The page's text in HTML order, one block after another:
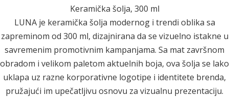
Keramička šolja, 300 ml
LUNA je keramička šolja modernog i trendi oblika sa
zapreminom od 300 ml, dizajnirana da se vizuelno istakne u
savremenim promotivnim kampanjama. Sa mat završnom
obradom i velikom paletom aktuelnih boja, ova šolja se lako
uklapa uz razne korporativne logotipe i identitete brenda,
pružajući im upečatljivu osnovu za vizualnu prezentaciju.